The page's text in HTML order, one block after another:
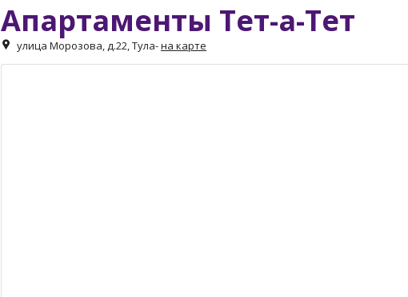
Апартаменты Тет-а-Тет
улица Морозова, д.22, Тула-на карте